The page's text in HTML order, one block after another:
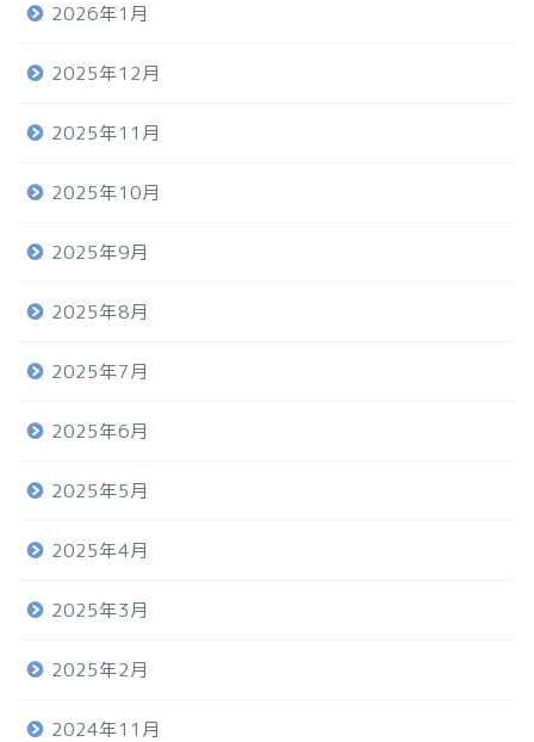
2026年1月
2025年12月
2025年11月
2025年10月
2025年9月
2025年8月
2025年7月
2025年6月
2025年5月
2025年4月
2025年3月
2025年2月
2024年11月